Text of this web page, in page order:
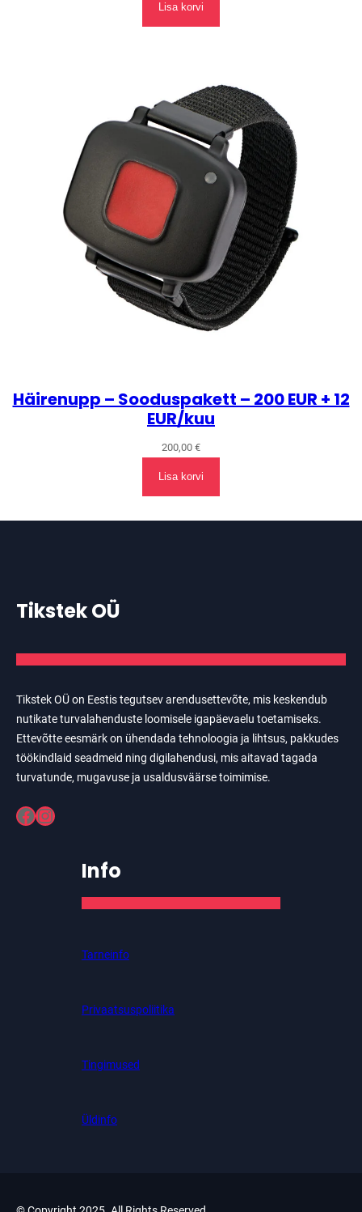
Lisa korvi
Häirenupp – Sooduspakett – 200 EUR + 12
EUR/kuu
200,00 €
Lisa korvi
Tikstek OÜ
Tikstek OÜ on Eestis tegutsev arendusettevõte, mis keskendub
nutikate turvalahenduste loomisele igapäevaelu toetamiseks.
Ettevõtte eesmärk on ühendada tehnoloogia ja lihtsus, pakkudes
töökindlaid seadmeid ning digilahendusi, mis aitavad tagada
turvatunde, mugavuse ja usaldusväärse toimimise.
Facebook Instagram
Info
Tarneinfo
Privaatsuspoliitika
Tingimused
Üldinfo